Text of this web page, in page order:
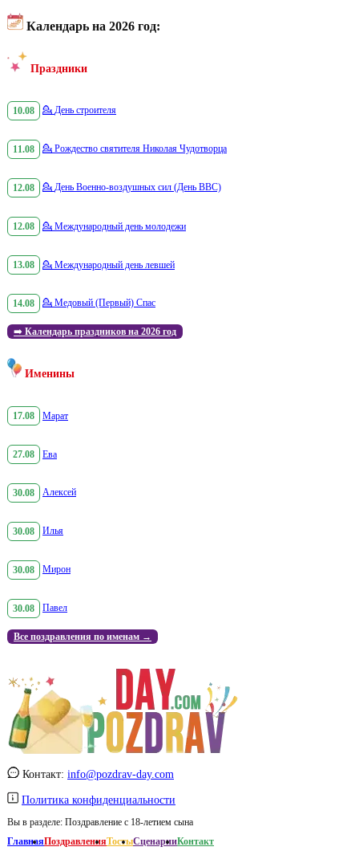
Календарь на 2026 год:
Праздники
10.08 💁 День строителя
11.08 💁 Рождество святителя Николая Чудотворца
12.08 💁 День Военно-воздушных сил (День ВВС)
12.08 💁 Международный день молодежи
13.08 💁 Международный день левшей
14.08 💁 Медовый (Первый) Спас
➡️ Календарь праздников на 2026 год
Именины
17.08 Марат
27.08 Ева
30.08 Алексей
30.08 Илья
30.08 Мирон
30.08 Павел
Все поздравления по именам →
Контакт: info@pozdrav-day.com
Политика конфиденциальности
Вы в разделе: Поздравление с 18-летием сына
ГлавнаяПоздравленияТостыСценарииКонтакт